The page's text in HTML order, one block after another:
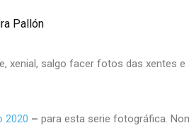
Pallón
xenial, salgo facer fotos das xentes
2020 – para esta serie fotográfica.